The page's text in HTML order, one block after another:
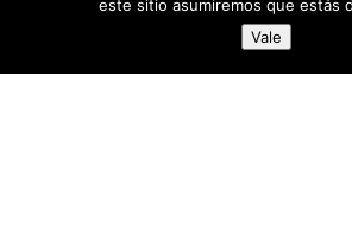
directoresdeseguridad.es
Diseñado por Centro Andaluz de Estudios
este sitio asumiremos que estás
Vale